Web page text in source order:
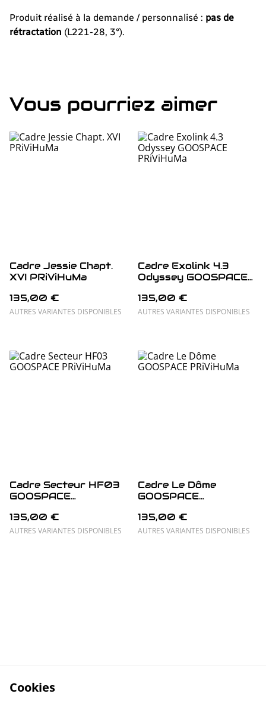
Produit réalisé à la demande / personnalisé : pas de
rétractation (L221-28, 3°).
Vous pourriez aimer
Cadre Jessie Chapt.
XVI PRiViHuMa
135,00 €
AUTRES VARIANTES DISPONIBLES
Cadre Exolink 4.3
Odyssey GOOSPACE
135,00 €
AUTRES VARIANTES DISPONIBLES
Cadre Secteur HF03
GOOSPACE
135,00 €
AUTRES VARIANTES DISPONIBLES
Cadre Le Dôme
GOOSPACE
135,00 €
AUTRES VARIANTES DISPONIBLES
Cookies